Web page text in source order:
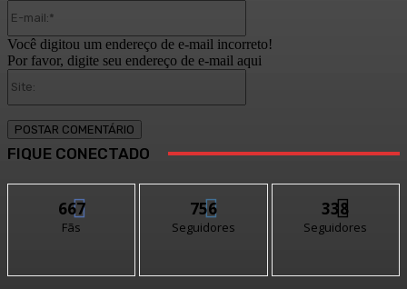
Você digitou um endereço de e-mail incorreto!
Por favor, digite seu endereço de e-mail aqui
FIQUE CONECTADO
667
Fãs
756
Seguidores
338
Seguidores